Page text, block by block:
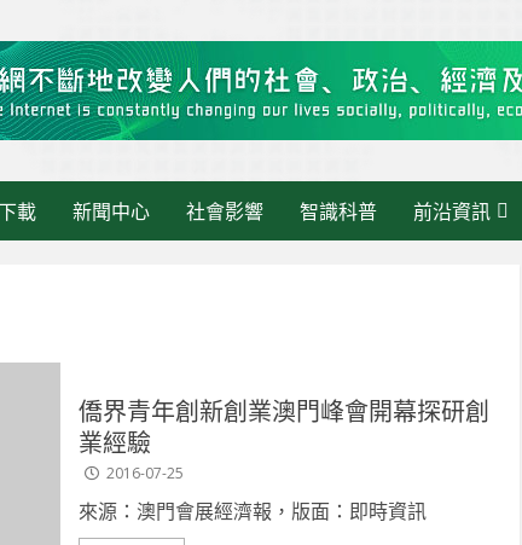
載 新聞中心 社會影響 智識科普 前沿資訊
僑界青年創新創業澳門峰會開幕探研創
業經驗
2016-07-25
來源：澳門會展經濟報，版面：即時資訊
活動管理：繁瑣交給AI，人